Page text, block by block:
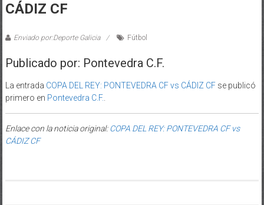
CÁDIZ CF
Enviado por:Deporte Galicia Fútbol
Publicado por: Pontevedra C.F.
La entrada COPA DEL REY: PONTEVEDRA CF vs CÁDIZ CFse publicó
primero en Pontevedra C.F..
Enlace con la noticia original:COPA DEL REY: PONTEVEDRA CF vs
CÁDIZ CF